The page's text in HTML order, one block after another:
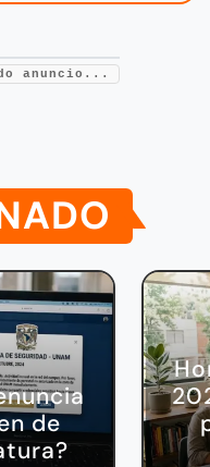
anuncio...
de